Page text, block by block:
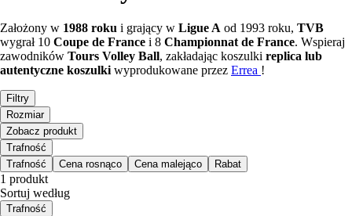
Założony w 1988 roku i grający w Ligue A od 1993 roku, TVB
wygrał 10 Coupe de France i 8 Championnat de France. Wspieraj
zawodników Tours Volley Ball, zakładając koszulki replica lub
autentyczne koszulki wyprodukowane przez Errea !
Filtry
Rozmiar
Zobacz produkt
Trafność
Trafność
Cena rosnąco Cena malejąco Rabat
1 produkt
Sortuj według
Trafność